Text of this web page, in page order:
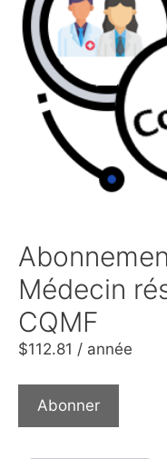
Médecin
CQMF
$112.81 / année
Abonner